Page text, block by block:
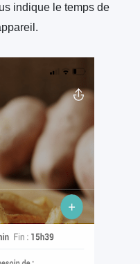
indique le temps de